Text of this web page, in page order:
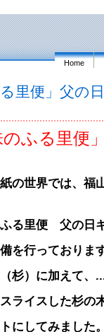
Home
里便」父の
のふる里便
の世界では、福
る里便 父の日
を行っておりま
杉）に加えて、
ライスした杉の
にしてみました